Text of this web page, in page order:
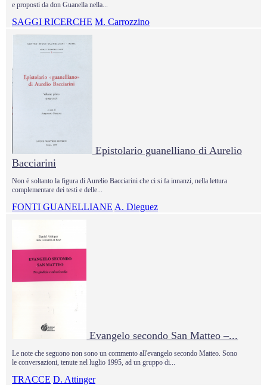
e proposti da don Guanella nella...
SAGGI RICERCHE M. Carrozzino
Epistolario guanelliano di Aurelio
Bacciarini
Non è soltanto la figura di Aurelio Bacciarini che ci si fa innanzi, nella lettura
complementare dei testi e delle...
FONTI GUANELLIANE A. Dieguez
Evangelo secondo San Matteo –...
Le note che seguono non sono un commento all'evangelo secondo Matteo. Sono
le conversazioni, tenute nel luglio 1995, ad un gruppo di...
TRACCE D. Attinger